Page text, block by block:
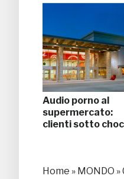
Audio porno al
supermercato:
clienti sotto choc
Home » MONDO »